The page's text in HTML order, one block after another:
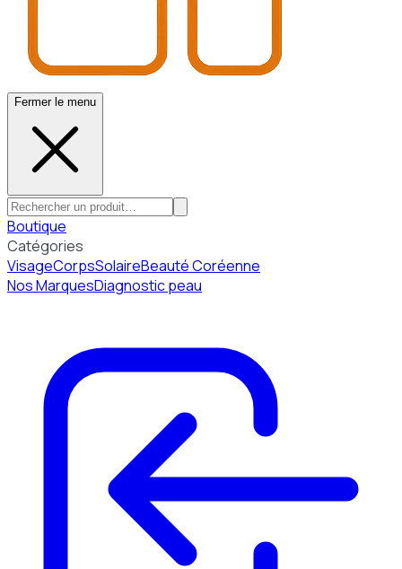
Fermer le menu
Boutique
Catégories
VisageCorpsSolaireBeauté Coréenne
Nos MarquesDiagnostic peau